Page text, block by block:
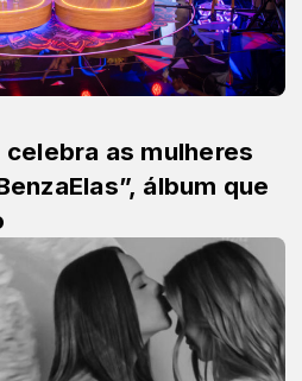
celebra as mulheres
álbum que